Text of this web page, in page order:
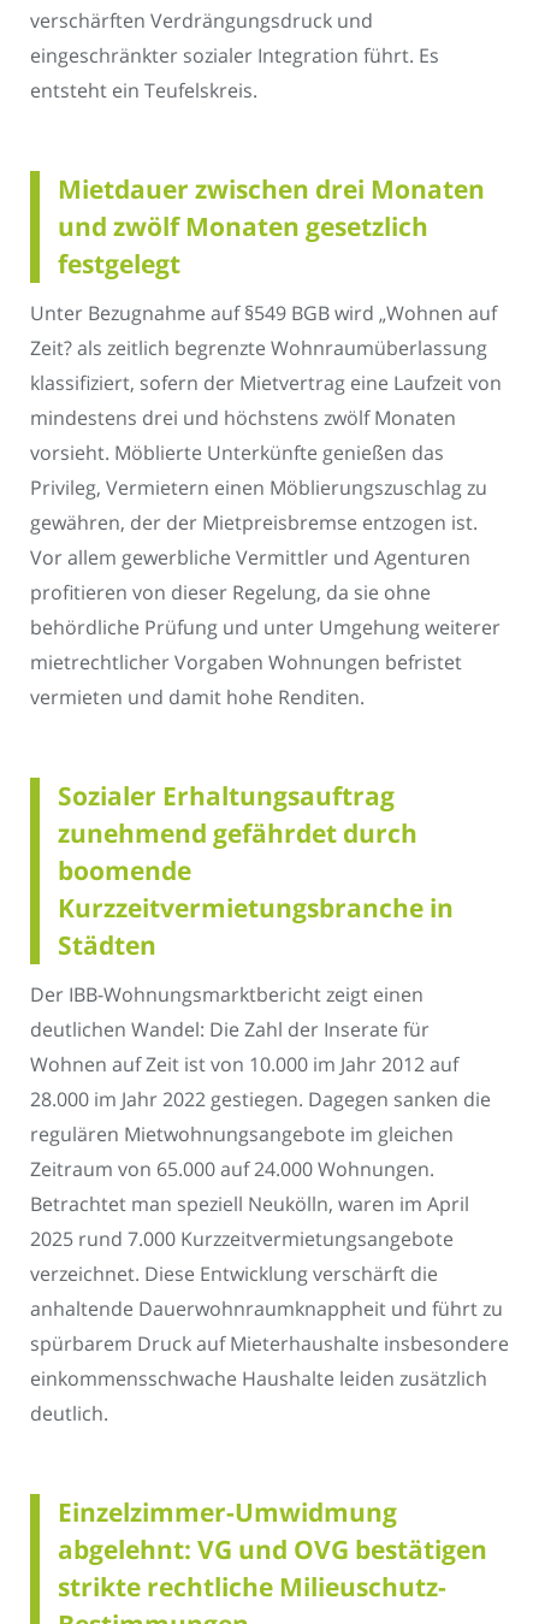
verschärften Verdrängungsdruck und
eingeschränkter sozialer Integration führt. Es
entsteht ein Teufelskreis.
Mietdauer zwischen drei Monaten
und zwölf Monaten gesetzlich
festgelegt
Unter Bezugnahme auf §549 BGB wird „Wohnen auf
Zeit? als zeitlich begrenzte Wohnraumüberlassung
klassifiziert, sofern der Mietvertrag eine Laufzeit von
mindestens drei und höchstens zwölf Monaten
vorsieht. Möblierte Unterkünfte genießen das
Privileg, Vermietern einen Möblierungszuschlag zu
gewähren, der der Mietpreisbremse entzogen ist.
Vor allem gewerbliche Vermittler und Agenturen
profitieren von dieser Regelung, da sie ohne
behördliche Prüfung und unter Umgehung weiterer
mietrechtlicher Vorgaben Wohnungen befristet
vermieten und damit hohe Renditen.
Sozialer Erhaltungsauftrag
zunehmend gefährdet durch
boomende
Kurzzeitvermietungsbranche in
Städten
Der IBB-Wohnungsmarktbericht zeigt einen
deutlichen Wandel: Die Zahl der Inserate für
Wohnen auf Zeit ist von 10.000 im Jahr 2012 auf
28.000 im Jahr 2022 gestiegen. Dagegen sanken die
regulären Mietwohnungsangebote im gleichen
Zeitraum von 65.000 auf 24.000 Wohnungen.
Betrachtet man speziell Neukölln, waren im April
2025 rund 7.000 Kurzzeitvermietungsangebote
verzeichnet. Diese Entwicklung verschärft die
anhaltende Dauerwohnraumknappheit und führt zu
spürbarem Druck auf Mieterhaushalte insbesondere
einkommensschwache Haushalte leiden zusätzlich
deutlich.
Einzelzimmer-Umwidmung
abgelehnt: VG und OVG bestätigen
strikte rechtliche Milieuschutz-